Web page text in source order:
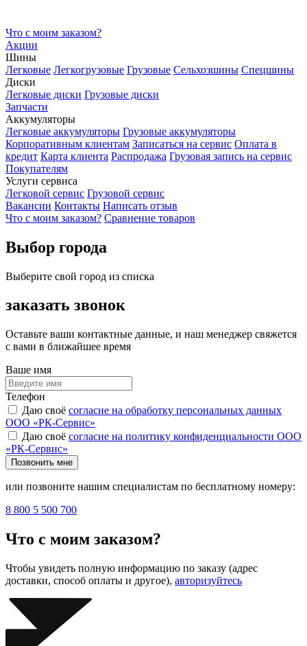
Что с моим заказом?
Акции
Шины
Легковые Легкогрузовые Грузовые Сельхозшины Спецшины
Диски
Легковые диски Грузовые диски
Запчасти
Аккумуляторы
Легковые аккумуляторы Грузовые аккумуляторы
Корпоративным клиентам Записаться на сервис Оплата в
кредит Карта клиента Распродажа Грузовая запись на сервис
Покупателям
Услуги сервиса
Легковой сервис Грузовой сервис
Вакансии Контакты Написать отзыв
Что с моим заказом? Сравнение товаров
Выбор города
Выберите свой город из списка
заказать звонок
Оставьте ваши контактные данные, и наш менеджер свяжется
с вами в ближайшее время
Ваше имя
Телефон
Даю своё согласие на обработку персональных данных
ООО «РК-Сервис»
Даю своё согласие на политику конфиденциальности ООО
«РК-Сервис»
Позвонить мне
или позвоните нашим специалистам по бесплатному номеру:
8 800 5 500 700
Что с моим заказом?
Чтобы увидеть полную информацию по заказу (адрес
доставки, способ оплаты и другое), авторизуйтесь